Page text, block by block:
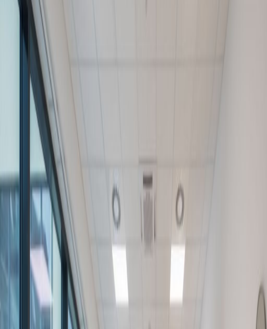
Nappali ellátás
Tárgyalótermek
Parkolási lehetőség
Nagy sebességű internet-hozzáférés
Zuhanyzók
Tempószabályozás
Mutasd az összeset
Helyszín